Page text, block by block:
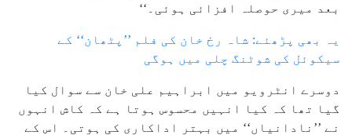
بعد میری حوصلہ افزائی ہوئی۔‘‘
یہ بھی پڑھئے: شاہ رخ خان کی فلم ’’پٹھان‘‘ کے
سیکوئل کی شوٹنگ چلی میں ہوگی
دوسرے انٹرویو میں ابراہیم علی خان سے سوال کیا
گیا تھا کہ کیا انہیں محسوس ہوتا ہے کہ کاش انہوں
نے ’’نادانیاں‘‘ میں بہتر اداکاری کی ہوتی۔ اس کے